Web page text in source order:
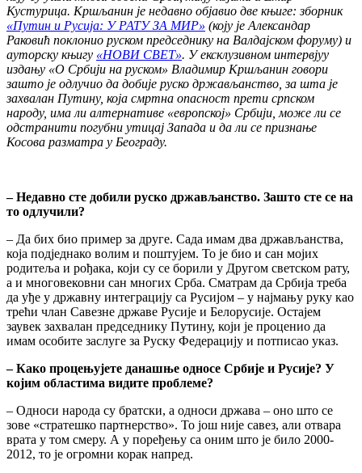
Кустурица. Кршљанин је недавно објавио две књиге: зборник
«Путин и Русија: У РАТУ ЗА МИР» (коју је Александар
Раковић поклонио руском председнику на Валдајском форуму) и
ауторску књигу «НОВИ СВЕТ». У ексклузивном интервјуу
издању «О Србији на руском» Владимир Кршљанин говори
зашто је одлучио да добије руско држављанство, за шта је
захвалан Путину, која смртна опасност прети српском
народу, има ли алтернативе «европској» Србији, може ли се
одстранити погубни утицај Запада и да ли се признање
Косова разматра у Београду.
– Недавно сте добили руско држављанство. Зашто сте се на
то одлучили?
– Да бих био пример за друге. Сада имам два држављанства,
која подједнако волим и поштујем. То је био и сан мојих
родитеља и рођака, који су се борили у Другом светском рату,
а и многовековни сан многих Срба. Сматрам да Србија треба
да уђе у државну интеграцију са Русијом – у најмању руку као
трећи члан Савезне државе Русије и Белорусије. Остајем
заувек захвалан председнику Путину, који је проценио да
имам особите заслуге за Руску Федерацију и потписао указ.
– Како процењујете данашње односе Србије и Русије? У
којим областима видите проблеме?
– Односи народа су братски, а односи држава – оно што се
зове «стратешко партнерство». То још није савез, али отвара
врата у том смеру. А у поређењу са оним што је било 2000-
2012, то је огромни корак напред.